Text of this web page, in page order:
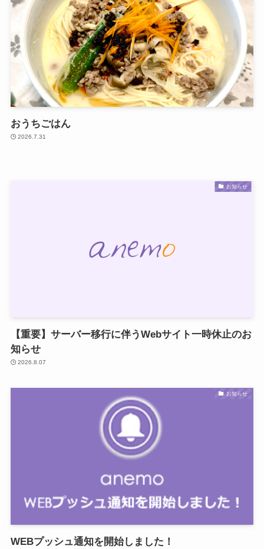
おうちごはん
2026.7.31
お知らせ
【重要】サーバー移行に伴うWebサイト一時休止のお
知らせ
2026.8.07
お知らせ
WEBプッシュ通知を開始しました！